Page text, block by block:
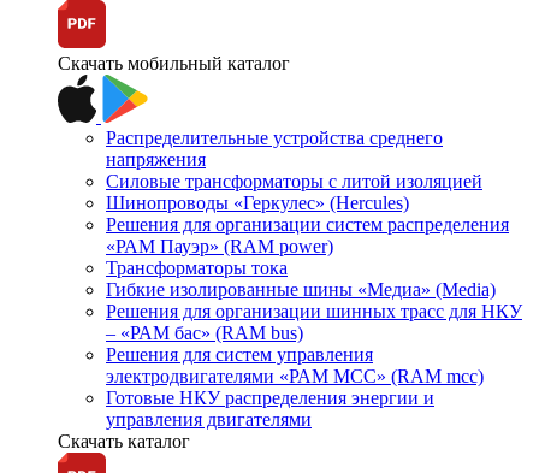
Скачать мобильный каталог
Распределительные устройства среднего
напряжения
Силовые трансформаторы с литой изоляцией
Шинопроводы «Геркулес» (Hercules)
Решения для организации систем распределения
«РАМ Пауэр» (RAM power)
Трансформаторы тока
Гибкие изолированные шины «Медиа» (Media)
Решения для организации шинных трасс для НКУ
– «РАМ бас» (RAM bus)
Решения для систем управления
электродвигателями «РАМ МСС» (RAM mcc)
Готовые НКУ распределения энергии и
управления двигателями
Скачать каталог